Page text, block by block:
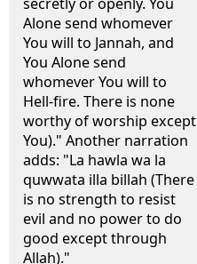
Alone send whomever
You will to Jannah, and
You Alone send
whomever You will to
Hell-fire. There is none
worthy of worship except
You)." Another narration
adds: "La hawla wa la
quwwata illa billah (There
is no strength to resist
evil and no power to do
good except through
Allah)."